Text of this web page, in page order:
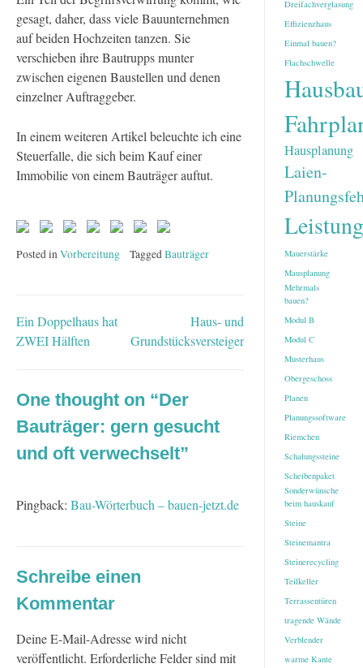
gesagt, daher, dass viele Bauunternehmen
auf beiden Hochzeiten tanzen. Sie
verschieben ihre Bautrupps munter
zwischen eigenen Baustellen und denen
einzelner Auftraggeber.
In einem weiteren Artikel beleuchte ich eine
Steuerfalle, die sich beim Kauf einer
Immobilie von einem Bauträger auftut.
Posted inVorbereitung TaggedBauträger
Beitragsnavigation
Ein Doppelhaus hat
ZWEI Hälften
Haus- und
Grundstücksversteigerungen
One thought on “Der
Bauträger: gern gesucht
und oft verwechselt”
Pingback: Bau-Wörterbuch – bauen-jetzt.de
Schreibe einen
Kommentar
Deine E-Mail-Adresse wird nicht
veröffentlicht. Erforderliche Felder sind mit
Dreifachverglasung
Effizienzhaus
Einmal bauen?
Flachschwelle
Hausplanung
Laien-
Mauerstärke
Mausplanung
Mehrmals
bauen?
Modul B
Modul C
Musterhaus
Obergeschoss
Planen
Planungssoftware
Riemchen
Schalungssteine
Scheibenpaket
Sonderwünsche
beim hauskauf
Steine
Steinemantra
Steinerecycling
Teilkeller
Terrassentüren
tragende Wände
Verblender
warme Kante